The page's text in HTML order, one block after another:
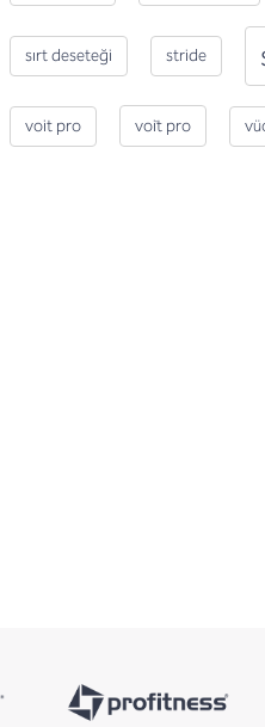
sırt deseteği stride
voit pro voi̇t pro